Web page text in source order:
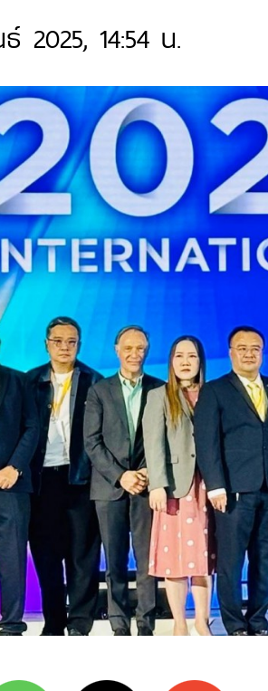
2025, 14:54 น.